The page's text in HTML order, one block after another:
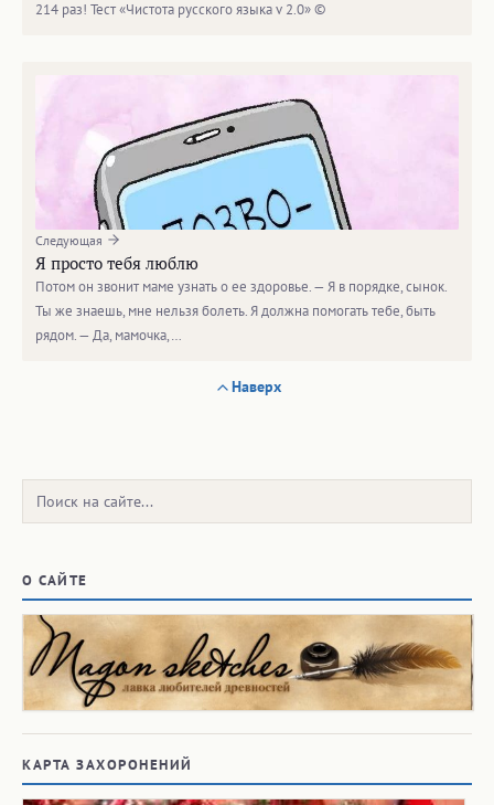
214 раз! Тест «Чистота русского языка v 2.0» ©
Следующая
Я просто тебя люблю
Потом он звонит маме узнать о ее здоровье. — Я в порядке, сынок.
Ты же знаешь, мне нельзя болеть. Я должна помогать тебе, быть
рядом. — Да, мамочка,…
Наверх
Поиск:
О САЙТЕ
КАРТА ЗАХОРОНЕНИЙ